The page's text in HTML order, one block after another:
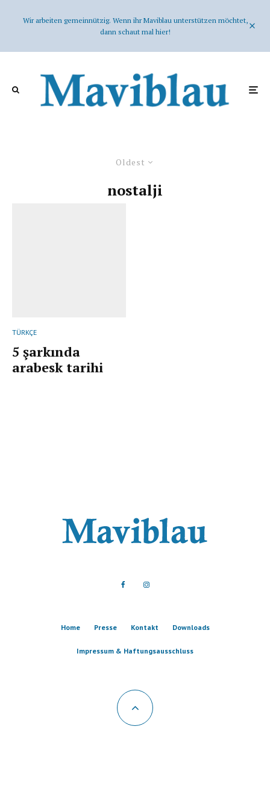
Wir arbeiten gemeinnützig. Wenn ihr Maviblau unterstützen möchtet,
dann schaut mal hier!
Oldest
nostalji
TÜRKÇE
5 şarkında
arabesk tarihi
Home Presse Kontakt Downloads
Impressum & Haftungsausschluss